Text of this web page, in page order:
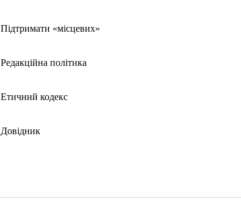
Підтримати «місцевих»
Редакційна політика
Етичний кодекс
Довідник